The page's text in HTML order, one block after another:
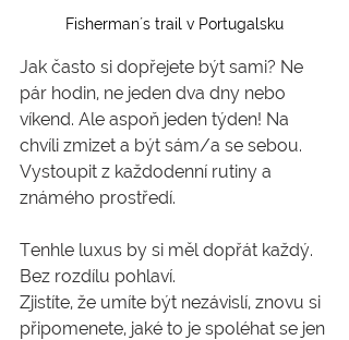
Fisherman´s trail v Portugalsku
Jak často si dopřejete být sami? Ne
pár hodin, ne jeden dva dny nebo
víkend. Ale aspoň jeden týden! Na
chvíli zmizet a být sám/a se sebou.
Vystoupit z každodenní rutiny a
známého prostředí.
Tenhle luxus by si měl dopřát každý.
Bez rozdílu pohlaví.
Zjistíte, že umíte být nezávislí, znovu si
připomenete, jaké to je spoléhat se jen